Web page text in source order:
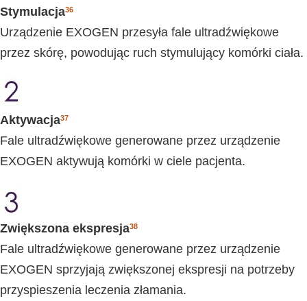
Stymulacja36
Urządzenie EXOGEN przesyła fale ultradźwiękowe
przez skórę, powodując ruch stymulujący komórki ciała.
Aktywacja37
Fale ultradźwiękowe generowane przez urządzenie
EXOGEN aktywują komórki w ciele pacjenta.
Zwiększona ekspresja38
Fale ultradźwiękowe generowane przez urządzenie
EXOGEN sprzyjają zwiększonej ekspresji na potrzeby
przyspieszenia leczenia złamania.